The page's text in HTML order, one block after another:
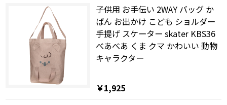
子供用 お手伝い 2WAY バッグ か
ばん お出かけ こども ショルダー
手提げ スケーター skater KBS36
べあべあ くま クマ かわいい 動物
キャラクター
￥1,925